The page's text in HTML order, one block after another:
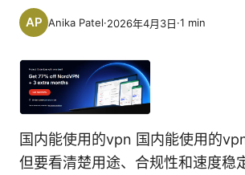
Anika Patel·2026年4月3日·1 min
国内能使用的vpn 国内能使用的
但要看清楚用途、合规性和速度稳